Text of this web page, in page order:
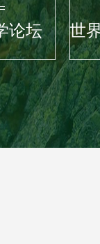
论坛